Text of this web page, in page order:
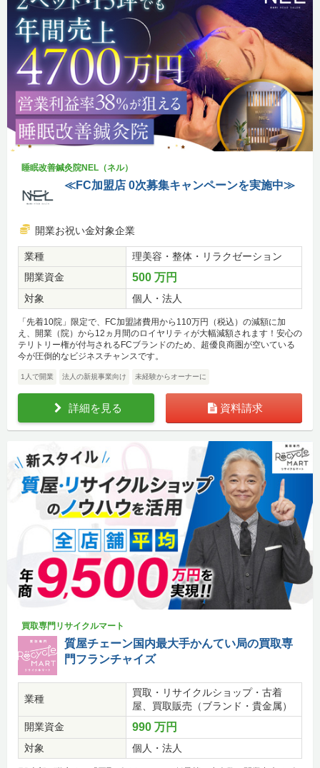
睡眠改善鍼灸院NEL（ネル）
≪FC加盟店 0次募集キャンペーンを実施中≫
開業お祝い金対象企業
業種
理美容・整体・リラクゼーション
開業資金
500 万円
対象 個人・法人
「先着10院」限定で、FC加盟諸費用から110万円（税込）の減額に加
え、開業（院）から12ヵ月間のロイヤリティが大幅減額されます！安心の
テリトリー権が付与されるFCブランドのため、超優良商圏が空いている
今が圧倒的なビジネスチャンスです。
1人で開業 法人の新規事業向け 未経験からオーナーに
詳細を見る 資料請求
買取専門リサイクルマート
質屋チェーン国内最大手かんてい局の買取専
門フランチャイズ
業種
買取・リサイクルショップ・古着
屋、買取販売（ブランド・貴金属）
開業資金
990 万円
対象 個人・法人